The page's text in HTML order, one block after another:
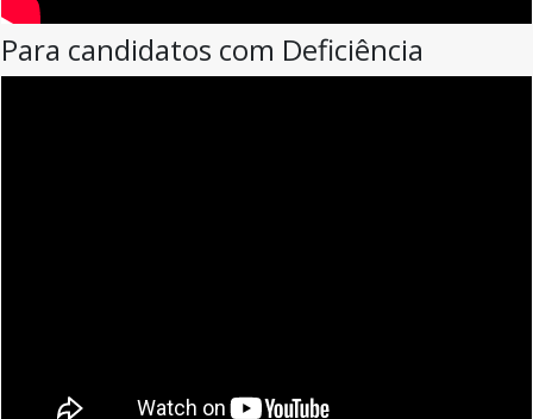
Para candidatos com Deficiência